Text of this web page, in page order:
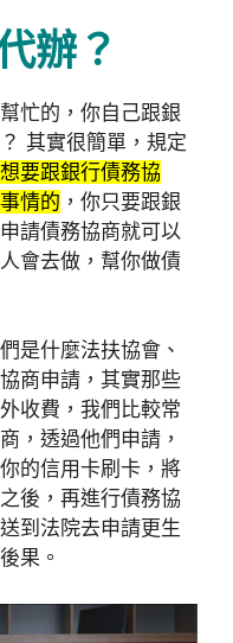
辦？
忙的，你自己跟銀
其實很簡單，規定
要跟銀行債務協
情的 ，你只要跟銀
請債務協商就可以
會去做，幫你做債
是什麼法扶協會、
商申請，其實那些
收費，我們比較常
，透過他們申請，
的信用卡刷卡，將
後，再進行債務協
到法院去申請更生
果。